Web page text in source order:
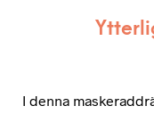
I denna